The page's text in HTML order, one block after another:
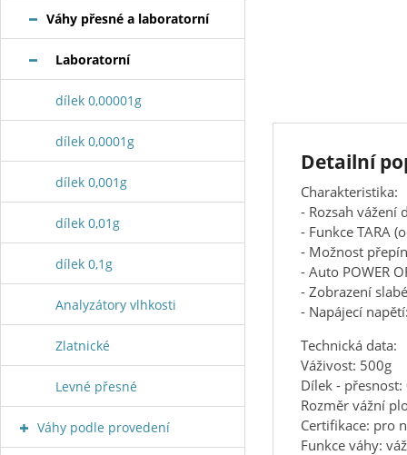
Detailní
Charakteristika:
- Rozsah vážení
- Funkce TARA
- Možnost
- Auto POWER
- Zobrazení
- Napájecí
Technická data:
Váživost: 500g
Dílek - přesnost:
Rozměr vážní
Certifikace: pro
Funkce váhy:
Váhy přesné a laboratorní
Laboratorní
dílek 0,00001g
dílek 0,0001g
dílek 0,001g
dílek 0,01g
dílek 0,1g
Analyzátory vlhkosti
Zlatnické
Levné přesné
Váhy podle provedení